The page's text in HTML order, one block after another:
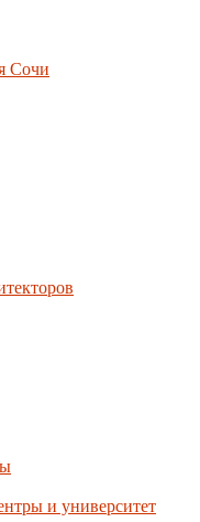
Сочи
и университет